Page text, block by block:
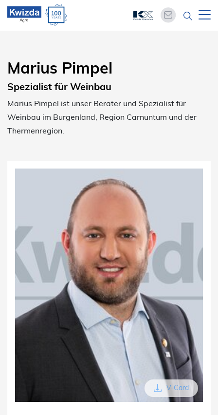
Marius Pimpel
Spezialist für Weinbau
Marius Pimpel ist unser Berater und Spezialist für
Weinbau im Burgenland, Region Carnuntum und der
Thermenregion.
V-Card